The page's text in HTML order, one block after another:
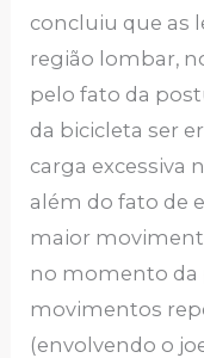
concluiu que as
região lombar,
pelo fato da
da bicicleta ser
carga excessiva
além do fato de
maior
no momento da
movimentos
(envolvendo o